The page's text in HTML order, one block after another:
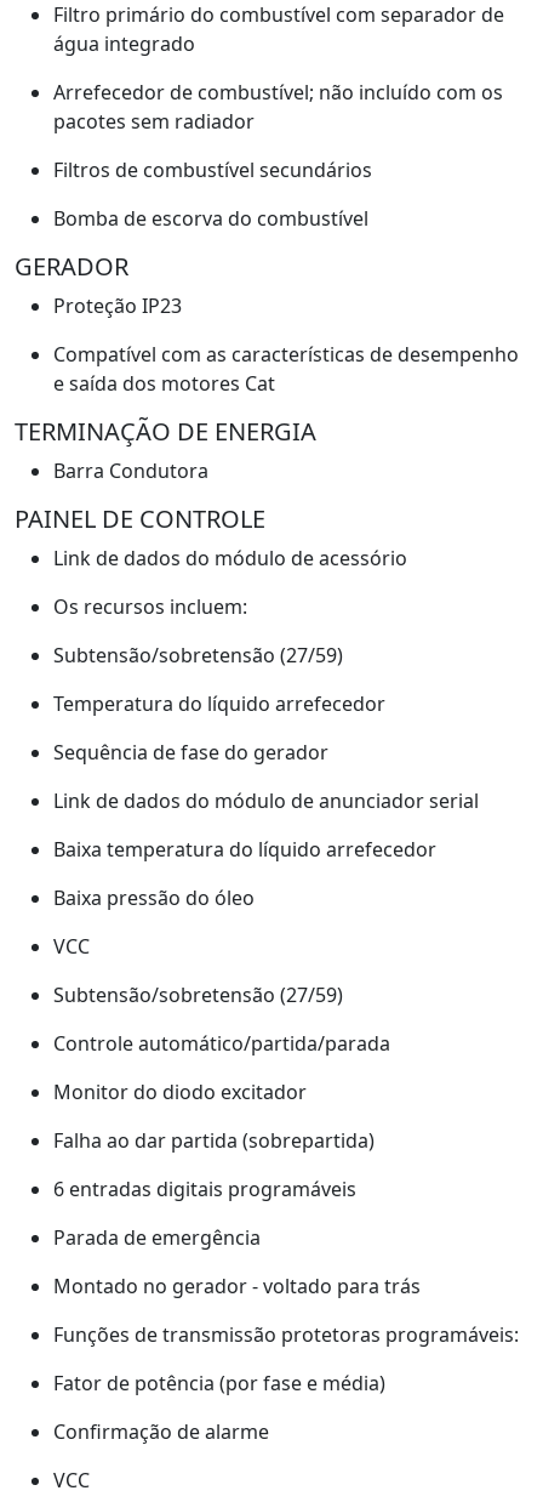
Filtro primário do combustível com separador de
água integrado
Arrefecedor de combustível; não incluído com os
pacotes sem radiador
Filtros de combustível secundários
Bomba de escorva do combustível
GERADOR
Proteção IP23
Compatível com as características de desempenho
e saída dos motores Cat
TERMINAÇÃO DE ENERGIA
Barra Condutora
PAINEL DE CONTROLE
Link de dados do módulo de acessório
Os recursos incluem:
Subtensão/sobretensão (27/59)
Temperatura do líquido arrefecedor
Sequência de fase do gerador
Link de dados do módulo de anunciador serial
Baixa temperatura do líquido arrefecedor
Baixa pressão do óleo
VCC
Subtensão/sobretensão (27/59)
Controle automático/partida/parada
Monitor do diodo excitador
Falha ao dar partida (sobrepartida)
6 entradas digitais programáveis
Parada de emergência
Montado no gerador - voltado para trás
Funções de transmissão protetoras programáveis:
Fator de potência (por fase e média)
Confirmação de alarme
VCC